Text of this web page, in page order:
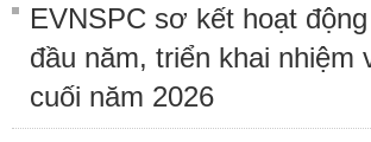
EVNSPC sơ kết hoạt
đầu năm, triển khai nhiệm
cuối năm 2026